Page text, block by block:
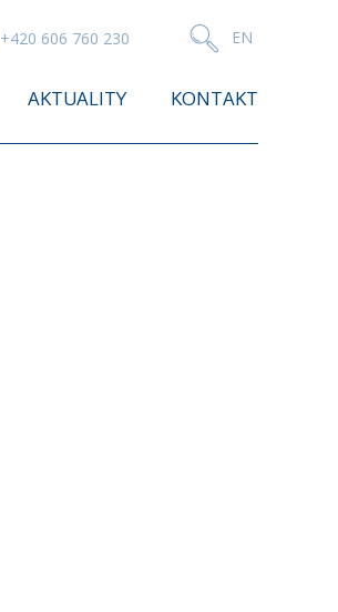
+420 606 760 230
AKTUALITY KONTAKT